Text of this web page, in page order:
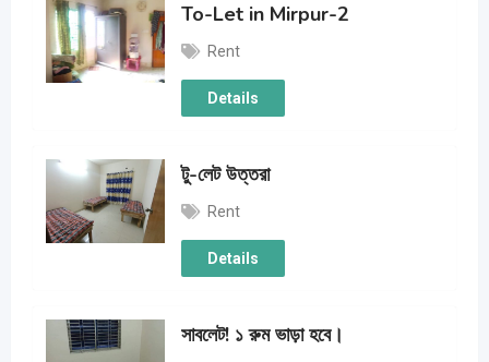
To-Let in Mirpur-2
Rent
Details
টু-লেট উত্তরা
Rent
Details
সাবলেট! ১ রুম ভাড়া হবে।